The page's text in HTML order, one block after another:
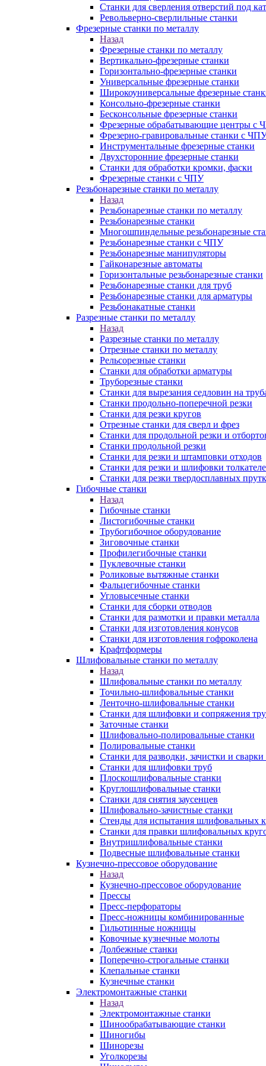
Станки для сверления отверстий под
Револьверно-сверлильные станки
Фрезерные станки по металлу
Назад
Фрезерные станки по металлу
Вертикально-фрезерные станки
Горизонтально-фрезерные станки
Универсальные фрезерные станки
Широкоуниверсальные фрезерные
Консольно-фрезерные станки
Бесконсольные фрезерные станки
Фрезерные обрабатывающие центры с
Фрезерно-гравировальные станки с
Инструментальные фрезерные станки
Двухсторонние фрезерные станки
Станки для обработки кромки, фаски
Фрезерные станки с ЧПУ
Резьбонарезные станки по металлу
Назад
Резьбонарезные станки по металлу
Резьбонарезные станки
Многошпиндельные резьбонарезные
Резьбонарезные станки с ЧПУ
Резьбонарезные манипуляторы
Гайконарезные автоматы
Горизонтальные резьбонарезные станки
Резьбонарезные станки для труб
Резьбонарезные станки для арматуры
Резьбонакатные станки
Разрезные станки по металлу
Назад
Разрезные станки по металлу
Отрезные станки по металлу
Рельсорезные станки
Станки для обработки арматуры
Труборезные станки
Станки для вырезания седловин на
Станки продольно-поперечной резки
Станки для резки кругов
Отрезные станки для сверл и фрез
Станки для продольной резки и
Станки продольной резки
Станки для резки и штамповки отходов
Станки для резки и шлифовки
Станки для резки твердосплавных
Гибочные станки
Назад
Гибочные станки
Листогибочные станки
Трубогибочное оборудование
Зиговочные станки
Профилегибочные станки
Пуклевочные станки
Роликовые вытяжные станки
Фальцегибочные станки
Угловысечные станки
Станки для сборки отводов
Станки для размотки и правки металла
Станки для изготовления конусов
Станки для изготовления гофроколена
Крафтформеры
Шлифовальные станки по металлу
Назад
Шлифовальные станки по металлу
Точильно-шлифовальные станки
Ленточно-шлифовальные станки
Станки для шлифовки и сопряжения
Заточные станки
Шлифовально-полировальные станки
Полировальные станки
Станки для разводки, зачистки и сварки
Станки для шлифовки труб
Плоскошлифовальные станки
Круглошлифовальные станки
Станки для снятия заусенцев
Шлифовально-зачистные станки
Стенды для испытания шлифовальных
Станки для правки шлифовальных
Внутришлифовальные станки
Подвесные шлифовальные станки
Кузнечно-прессовое оборудование
Назад
Кузнечно-прессовое оборудование
Прессы
Пресс-перфораторы
Пресс-ножницы комбинированные
Гильотинные ножницы
Ковочные кузнечные молоты
Долбежные станки
Поперечно-строгальные станки
Клепальные станки
Кузнечные станки
Электромонтажные станки
Назад
Электромонтажные станки
Шинообрабатывающие станки
Шиногибы
Шинорезы
Уголкорезы